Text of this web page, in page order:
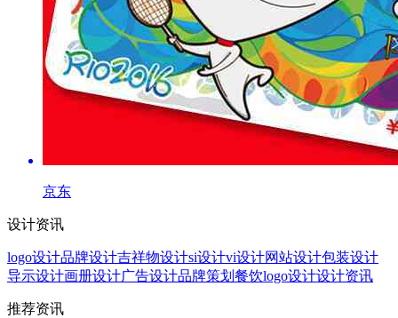
京东
设计资讯
logo设计品牌设计吉祥物设计si设计vi设计网站设计包装设计
导示设计画册设计广告设计品牌策划 餐饮logo设计设计资讯
推荐资讯